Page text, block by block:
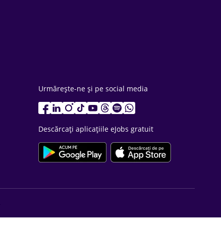
Urmărește-ne și pe social media
Descărcați aplicațiile eJobs gratuit